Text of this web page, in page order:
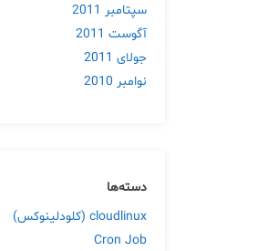
سپتامبر 2011
آگوست 2011
جولای 2011
نوامبر 2010
دسته‌ها
cloudlinux (کلودلینوکس)
Cron Job